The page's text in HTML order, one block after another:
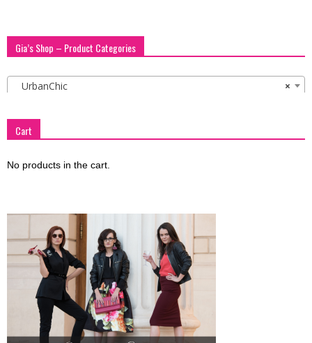
Gia’s Shop – Product Categories
×
UrbanChic
Cart
No products in the cart.